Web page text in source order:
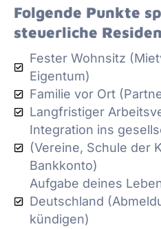
Folgende Punkte
steuerliche
Fester Wohnsitz
Eigentum)
Familie vor Ort
Langfristiger
Integration ins
(Vereine, Schule der
Bankkonto)
Aufgabe deines
Deutschland
kündigen)